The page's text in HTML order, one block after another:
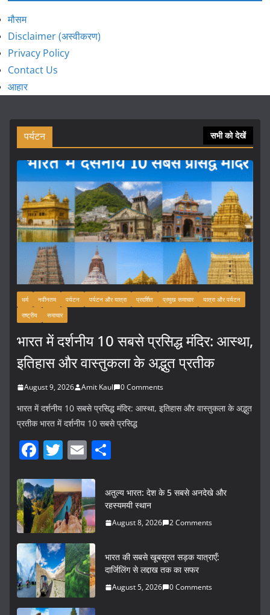
मौसम
Disclaimer (अस्वीकरण)
Privacy Policy
Contact Us
आहार
पर्यटन सभी को देखें
धर्म नवीनतम पर्यटन पर्यटन और यात्रा प्रदर्शित प्रमुख समाचार
यात्रा और पर्यटन
राष्ट्रीय
समाचार
भारत में दर्शनीय 10 सबसे प्रसिद्ध मंदिर: आस्था,
इतिहास और वास्तुकला के अद्भुत प्रतीक
August 9, 2026 Amit Kaul 0 Comments
भारत में दर्शनीय 10 सबसे प्रसिद्ध मंदिर: आस्था, इतिहास और वास्तुकला के अद्भुत
प्रतीक भारत में दर्शनीय 10 सबसे प्रसिद्ध
F
c
e
b
o
o
k
T
itt
er
E
ai
l
ar
e
अतुल्य भारत: देश के 5 सबसे अनदेखे और
रहस्यमयी स्थान
August 8, 2026 2 Comments
भारत की सबसे खूबसूरत सड़क यात्राएँ:
दार्जिलिंग से लद्दाख तक का सफर
August 5, 2026 0 Comments